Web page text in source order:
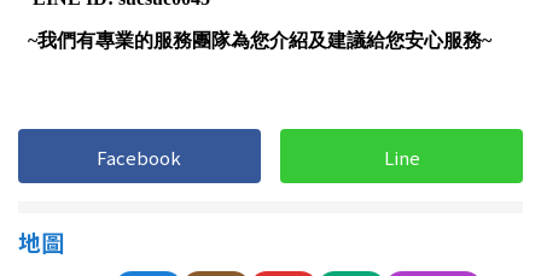
金門連江
5~10樓 11~20樓
21樓以上
Facebook Line
地圖